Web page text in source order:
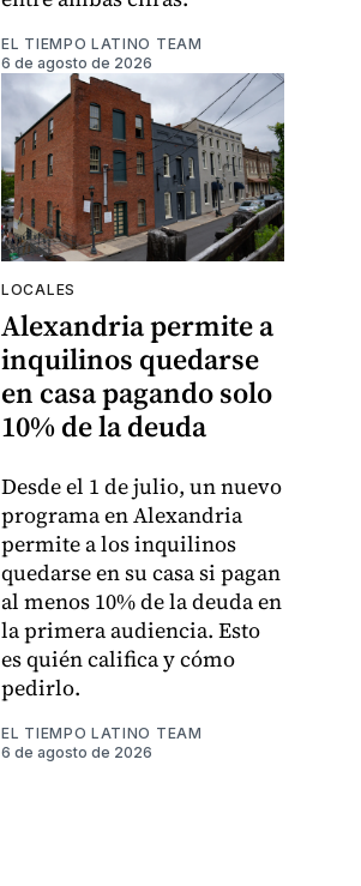
EL TIEMPO LATINO TEAM
6 de agosto de 2026
LOCALES
Alexandria permite a
inquilinos quedarse
en casa pagando solo
10% de la deuda
Desde el 1 de julio, un nuevo
programa en Alexandria
permite a los inquilinos
quedarse en su casa si pagan
al menos 10% de la deuda en
la primera audiencia. Esto
es quién califica y cómo
pedirlo.
EL TIEMPO LATINO TEAM
6 de agosto de 2026